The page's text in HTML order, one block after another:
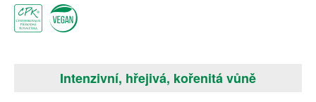
Intenzivní, hřejivá, kořenitá vůně